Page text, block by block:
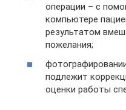
операции – с
компьютере
результатом
пожелания;
подлежит
оценки работы